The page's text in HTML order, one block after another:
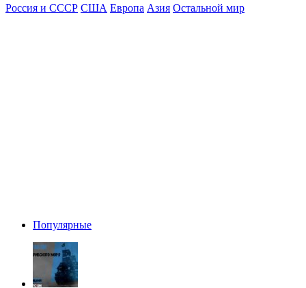
Россия и СССР США Европа Азия Остальной мир
Популярные